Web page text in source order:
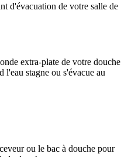
d'évacuation de votre salle de
extra-plate de votre douche
stagne ou s'évacue au
ou le bac à douche pour